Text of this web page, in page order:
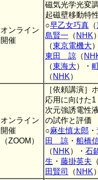
オンライン
開催
磁気光学光変
起磁壁移動特
○早乙女巧真 （
島賢一 （ NHK
（東京電機大
東田 諒 （
（東海大）・
（ NHK）
オンライン
開催
（ZOOM）
［依頼講演］
応用に向けた
次元強誘電性
の試作と評価
○麻生慎太郎 ・
田 諒 ・ 船橋
（ NHK）・ 石
生 ・ 藤掛英夫
田賢司
（ NHK